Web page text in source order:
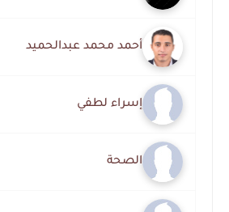
أحمد محمد عبدالحميد
إسراء لطفي
الصحة